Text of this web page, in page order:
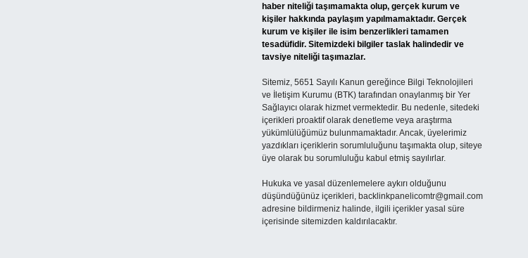
haber niteliği taşımamakta olup, gerçek kurum ve
kişiler hakkında paylaşım yapılmamaktadır. Gerçek
kurum ve kişiler ile isim benzerlikleri tamamen
tesadüfidir. Sitemizdeki bilgiler taslak halindedir ve
tavsiye niteliği taşımazlar.
Sitemiz, 5651 Sayılı Kanun gereğince Bilgi Teknolojileri
ve İletişim Kurumu (BTK) tarafından onaylanmış bir Yer
Sağlayıcı olarak hizmet vermektedir. Bu nedenle, sitedeki
içerikleri proaktif olarak denetleme veya araştırma
yükümlülüğümüz bulunmamaktadır. Ancak, üyelerimiz
yazdıkları içeriklerin sorumluluğunu taşımakta olup, siteye
üye olarak bu sorumluluğu kabul etmiş sayılırlar.
Hukuka ve yasal düzenlemelere aykırı olduğunu
düşündüğünüz içerikleri, backlinkpanelicomtr@gmail.com
adresine bildirmeniz halinde, ilgili içerikler yasal süre
içerisinde sitemizden kaldırılacaktır.